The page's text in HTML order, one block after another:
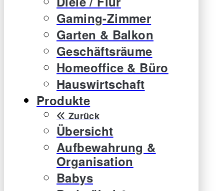
Gaming-Zimmer
Garten & Balkon
Geschäftsräume
Homeoffice & Büro
Hauswirtschaft
Produkte
Zurück
Übersicht
Aufbewahrung &
Organisation
Babys